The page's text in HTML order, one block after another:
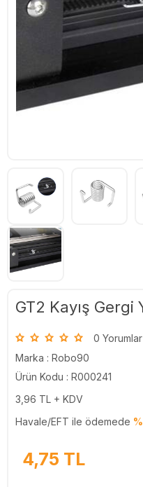
GT2 Kayış Gergi
0 Yorumlar
Marka : Robo90
Ürün Kodu : R000241
3,96 TL + KDV
Havale/EFT ile ödemede
4,75 TL